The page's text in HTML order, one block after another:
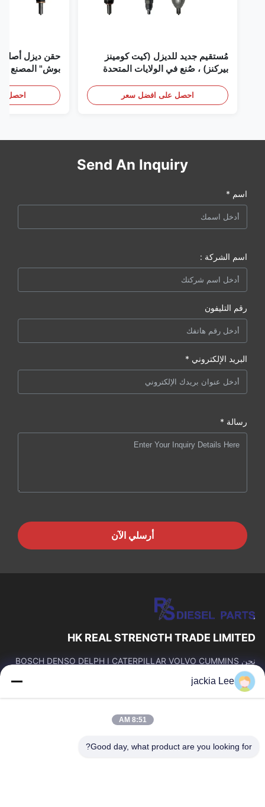
مُستقيم جديد للديزل (كيت كومينز
بيركنز) ، صُنع في الولايات المتحدة
(بيركنز) ، كل شيء جديد
احصل على افضل سعر
حقن ديزل
بوش" المصنع في
احصل
Send An Inquiry
اسم *
اسم الشركة :
رقم التليفون
البريد الإلكتروني *
رسالة *
أرسلي الآن
HK REAL STRENGTH TRADE LIMITED
نحن BOSCH DENSO DELPH I CATERPILLAR VOLVO CUMMINS
9523.
روابط سريعة
المنتجات
حولنا
جولة في المصنع
jackia Lee
8:51 AM
Good day, what product are you looking for?